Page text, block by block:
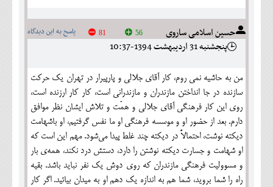
حسین اسلامی ساروی پاسخ به این دیدگاه 56
81
پنجشنبه 31 ارديبهشت 1394-10:37
من به حاشیه نمی روم، کار آقای جلالی و پارپیرار در تهران یک حرکت
سازنده در جا انداختن مازندران و مازندرانی است، کار کار ارزنده است،
روی این کار فرهنگی آقای جلالی و همّت و تلاش ایشان نظر موافق
دارم. بعد از حضور او و موسسه فرهنگی او ما نفس گرفتیم، او باشهامت
دیکته نوشت، احتمالاً در دیکته چند غلط پیدا می‌شود. مهم این است که
او شهامت و جسارت دیکته نوشتن را دارد، دستش درد نکند، همه‌ی بار
و مسوولیت فرهنگی مازندران که روی دوش یک نفر نباید باشد. بقیه
راه را شما بروید، شما هم به اندازه یک دهم او به میدان بیائید. اگر کار